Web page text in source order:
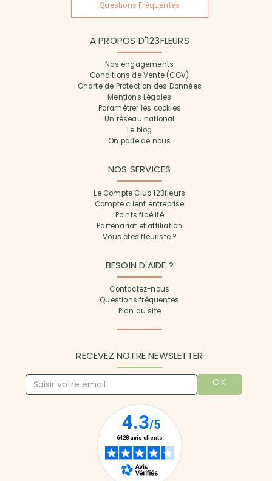
Questions Fréquentes
A PROPOS D'123FLEURS
Nos engagements
Conditions de Vente (CGV)
Charte de Protection des Données
Mentions Légales
Paramétrer les cookies
Un réseau national
Le blog
On parle de nous
NOS SERVICES
Le Compte Club 123fleurs
Compte client entreprise
Points fidélité
Partenariat et affiliation
Vous êtes fleuriste ?
BESOIN D'AIDE ?
Contactez-nous
Questions fréquentes
Plan du site
RECEVEZ NOTRE NEWSLETTER
OK